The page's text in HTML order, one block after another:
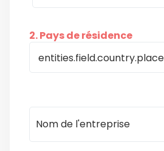
2. Pays de résidence